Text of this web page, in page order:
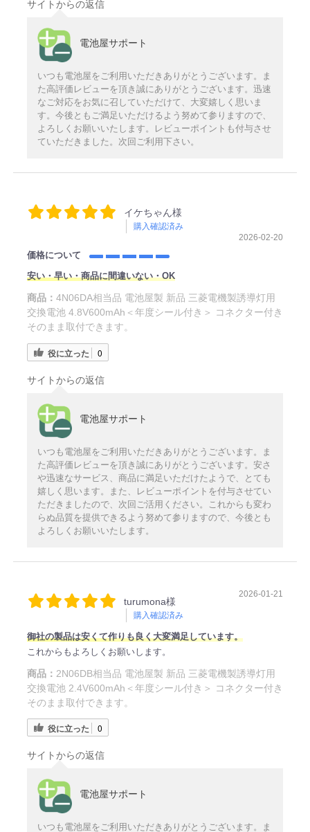
サイトからの返信
電池屋サポート
いつも電池屋をご利用いただきありがとうございます。ま
た高評価レビューを頂き誠にありがとうございます。迅速
なご対応をお気に召していただけて、大変嬉しく思いま
す。今後ともご満足いただけるよう努めて参りますので、
よろしくお願いいたします。レビューポイントも付与させ
ていただきました。次回ご利用下さい。
イケちゃん様
購入確認済み
2026-02-20
価格について
安い・早い・商品に間違いない・OK
商品： 4N06DA相当品 電池屋製 新品 三菱電機製誘導灯用
交換電池 4.8V600mAh＜年度シール付き＞ コネクター付き
そのまま取付できます。
役に立った 0
サイトからの返信
電池屋サポート
いつも電池屋をご利用いただきありがとうございます。ま
た高評価レビューを頂き誠にありがとうございます。安さ
や迅速なサービス、商品に満足いただけたようで、とても
嬉しく思います。また、レビューポイントを付与させてい
ただきましたので、次回ご活用ください。これからも変わ
らぬ品質を提供できるよう努めて参りますので、今後とも
よろしくお願いいたします。
turumona様
購入確認済み
2026-01-21
御社の製品は安くて作りも良く大変満足しています。
これからもよろしくお願いします。
商品： 2N06DB相当品 電池屋製 新品 三菱電機製誘導灯用
交換電池 2.4V600mAh＜年度シール付き＞ コネクター付き
そのまま取付できます。
役に立った 0
サイトからの返信
電池屋サポート
いつも電池屋をご利用いただきありがとうございます。ま